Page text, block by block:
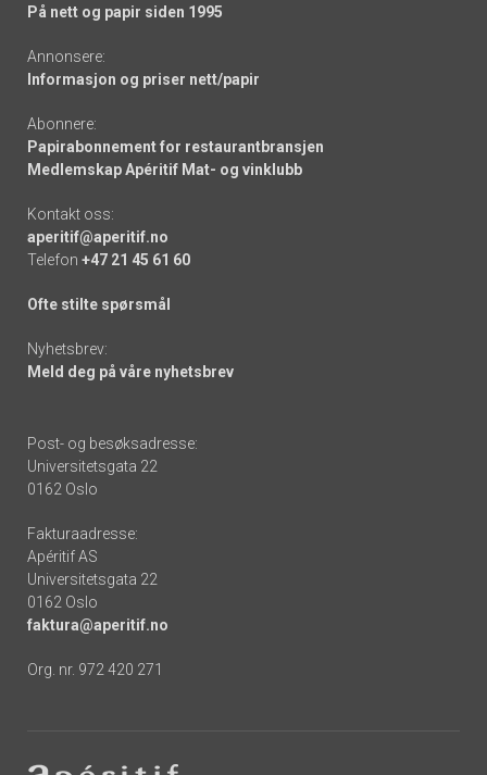
På nett og papir siden 1995
Annonsere:
Informasjon og priser nett/papir
Abonnere:
Papirabonnement for restaurantbransjen
Medlemskap Apéritif Mat- og vinklubb
Kontakt oss:
aperitif@aperitif.no
Telefon +47 21 45 61 60
Ofte stilte spørsmål
Nyhetsbrev:
Meld deg på våre nyhetsbrev
Post- og besøksadresse:
Universitetsgata 22
0162 Oslo
Fakturaadresse:
Apéritif AS
Universitetsgata 22
0162 Oslo
faktura@aperitif.no
Org. nr. 972 420 271